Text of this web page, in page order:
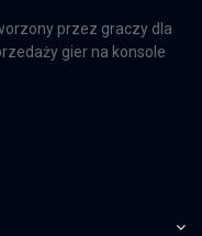
przez graczy dla
gier na konsole